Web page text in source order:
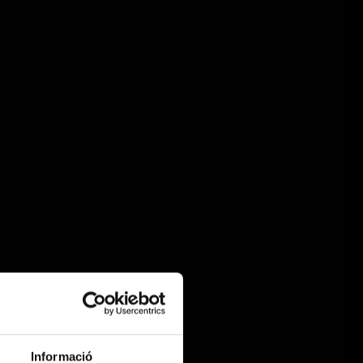
Informació